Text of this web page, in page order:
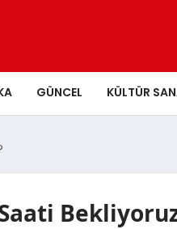
GÜNCEL KÜLTÜR